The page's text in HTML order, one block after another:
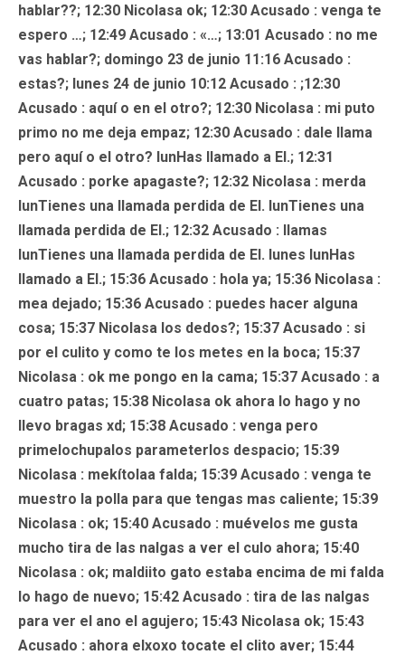
hablar??; 12:30 Nicolasa ok; 12:30 Acusado : venga te
espero …; 12:49 Acusado : «…; 13:01 Acusado : no me
vas hablar?; domingo 23 de junio 11:16 Acusado :
estas?; lunes 24 de junio 10:12 Acusado : ;12:30
Acusado : aquí o en el otro?; 12:30 Nicolasa : mi puto
primo no me deja empaz; 12:30 Acusado : dale llama
pero aquí o el otro? lunHas llamado a EI.; 12:31
Acusado : porke apagaste?; 12:32 Nicolasa : merda
lunTienes una llamada perdida de EI. lunTienes una
llamada perdida de EI.; 12:32 Acusado : llamas
lunTienes una llamada perdida de EI. lunes lunHas
llamado a EI.; 15:36 Acusado : hola ya; 15:36 Nicolasa :
mea dejado; 15:36 Acusado : puedes hacer alguna
cosa; 15:37 Nicolasa los dedos?; 15:37 Acusado : si
por el culito y como te los metes en la boca; 15:37
Nicolasa : ok me pongo en la cama; 15:37 Acusado : a
cuatro patas; 15:38 Nicolasa ok ahora lo hago y no
llevo bragas xd; 15:38 Acusado : venga pero
primelochupalos parameterlos despacio; 15:39
Nicolasa : mekítolaa falda; 15:39 Acusado : venga te
muestro la polla para que tengas mas caliente; 15:39
Nicolasa : ok; 15:40 Acusado : muévelos me gusta
mucho tira de las nalgas a ver el culo ahora; 15:40
Nicolasa : ok; maldiito gato estaba encima de mi falda
lo hago de nuevo; 15:42 Acusado : tira de las nalgas
para ver el ano el agujero; 15:43 Nicolasa ok; 15:43
Acusado : ahora elxoxo tocate el clito aver; 15:44